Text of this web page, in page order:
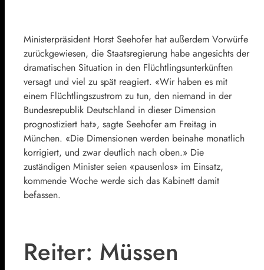
Ministerpräsident Horst Seehofer hat außerdem Vorwürfe
zurückgewiesen, die Staatsregierung habe angesichts der
dramatischen Situation in den Flüchtlingsunterkünften
versagt und viel zu spät reagiert. «Wir haben es mit
einem Flüchtlingszustrom zu tun, den niemand in der
Bundesrepublik Deutschland in dieser Dimension
prognostiziert hat», sagte Seehofer am Freitag in
München. «Die Dimensionen werden beinahe monatlich
korrigiert, und zwar deutlich nach oben.» Die
zuständigen Minister seien «pausenlos» im Einsatz,
kommende Woche werde sich das Kabinett damit
befassen.
Reiter: Müssen